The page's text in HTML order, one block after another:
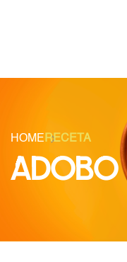
HOME RECETA
ADOBO